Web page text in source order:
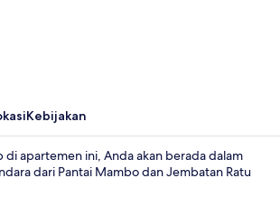
Kebijakan
di apartemen ini, Anda akan berada dalam
dari Pantai Mambo dan Jembatan Ratu